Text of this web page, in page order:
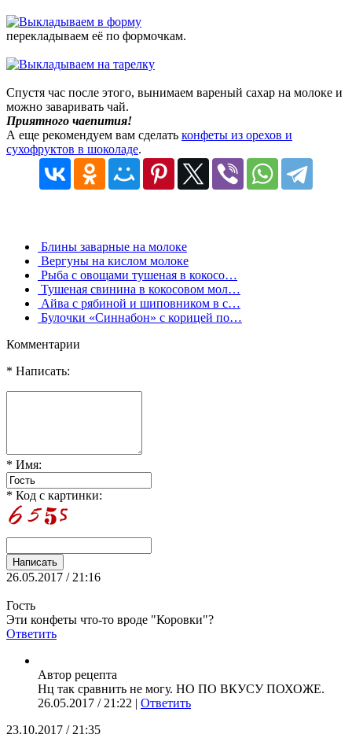
перекладываем её по формочкам.
Спустя час после этого, вынимаем вареный сахар на молоке и
можно заваривать чай.
Приятного чаепития!
А еще рекомендуем вам сделать конфеты из орехов и
сухофруктов в шоколаде.
Блины заварные на молоке
Вергуны на кислом молоке
Рыба с овощами тушеная в кокосо…
Тушеная свинина в кокосовом мол…
Айва с рябиной и шиповником в с…
Булочки «Синнабон» с корицей по…
Комментарии
* Написать:
* Имя:
* Код с картинки:
26.05.2017 / 21:16
Гость
Эти конфеты что-то вpоде "Коpовки"?
Ответить
Автор рецепта
Нц так сравнить не могу. НО ПО ВКУСУ ПОХОЖЕ.
26.05.2017 / 21:22 | Ответить
23.10.2017 / 21:35